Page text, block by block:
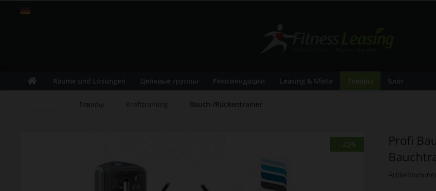
Räume und Lösungen Целевые группы Рекомендации Leasing & Miete Товары Блог
Товары Krafttraining Bauch-/Rückentrainer
- 23%
Profi